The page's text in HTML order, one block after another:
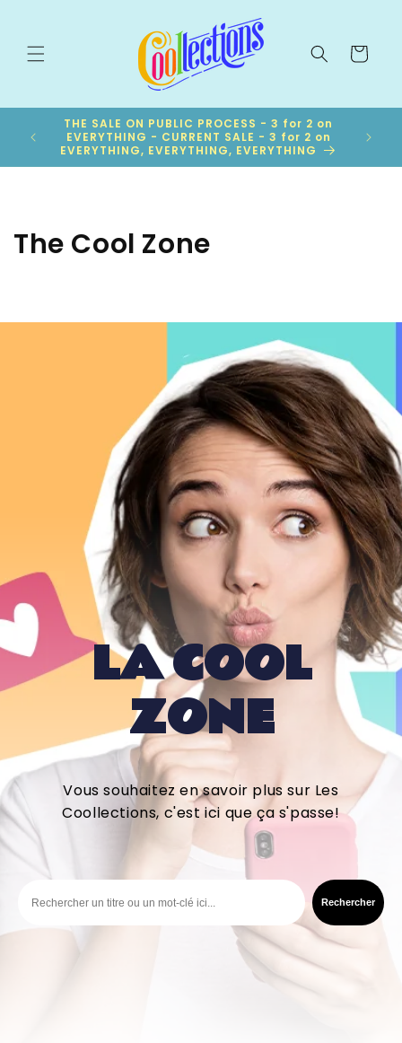
Cart
++
THE SALE ON PUBLIC PROCESS - 3 for 2 on
EVERYTHING - CURRENT SALE - 3 for 2 on
EVERYTHING, EVERYTHING, EVERYTHING
The Cool Zone
LA COOL
ZONE
Vous souhaitez en savoir plus sur Les
Coollections, c'est ici que ça s'passe!
Rechercher